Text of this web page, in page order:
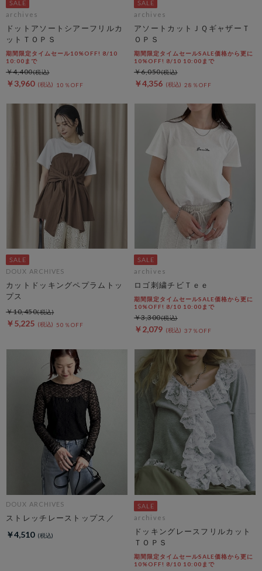
archives
ドットアソートシアーフリルカ
ットＴＯＰＳ
期間限定タイムセール10%OFF! 8/10
10:00まで
￥3,960 10％OFF
￥4,400
archives
アソートカットＪＱギャザーＴ
ＯＰＳ
期間限定タイムセールSALE価格から更に
10%OFF! 8/10 10:00まで
￥4,356 28％OFF
￥6,050
DOUX ARCHIVES
カットドッキングペプラムトッ
プス
￥5,225 50％OFF
￥10,450
archives
ロゴ刺繍チビＴｅｅ
期間限定タイムセールSALE価格から更に
10%OFF! 8/10 10:00まで
￥2,079 37％OFF
￥3,300
DOUX ARCHIVES
ストレッチレーストップス／
￥4,510
archives
ドッキングレースフリルカット
ＴＯＰＳ
期間限定タイムセールSALE価格から更に
10%OFF! 8/10 10:00まで